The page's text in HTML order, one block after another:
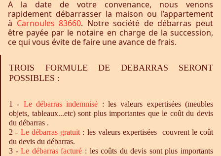
A la date de votre convenance, nous venons
rapidement débarrasser la maison ou l’appartement
à Carnoules 83660. Notre société de débarras peut
être payée par le notaire en charge de la succession,
ce qui vous évite de faire une avance de frais.
TROIS FORMULE DE DEBARRAS SERONT
POSSIBLES :
1 - Ledébarras indemnisé : les valeurs expertisées (meubles
objets, tableaux...etc) sont plus importantes que le coût du devis
du débarras .
2 - Le débarrasgratuit : les valeurs expertisées couvrent le coût
du devis du débarras.
3 -Le débarrasfacturé : les coûts du devis sont plus importants